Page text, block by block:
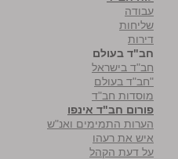
עבודה
שליחות
דירות
חב"ד בעולם
חב"ד בישראל
"חב"ד בעולם
מוסדות חב"ד
פורום חב"ד אינפו
הערות התמימים ואנ"ש
איש את רעהו
על דעת הקהל